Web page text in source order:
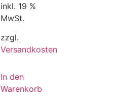
inkl. 19 %
MwSt.
zzgl.
Versandkosten
In den
Warenkorb